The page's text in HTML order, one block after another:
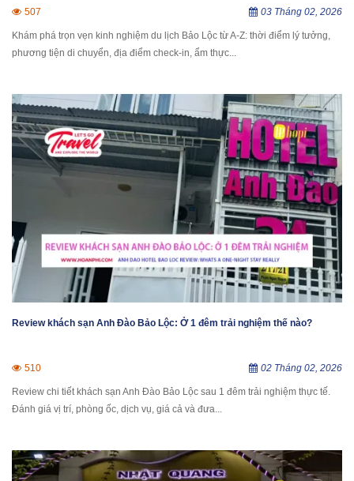
507 03 Tháng 02, 2026
Khám phá trọn vẹn kinh nghiệm du lịch Bảo Lộc từ A-Z: thời điểm lý tưởng,
phương tiện di chuyển, địa điểm check-in, ẩm thực...
Review khách sạn Anh Đào Bảo Lộc: Ở 1 đêm trải nghiệm thế nào?
510 02 Tháng 02, 2026
Review chi tiết khách sạn Anh Đào Bảo Lộc sau 1 đêm trải nghiệm thực tế.
Đánh giá vị trí, phòng ốc, dịch vụ, giá cả và đưa...